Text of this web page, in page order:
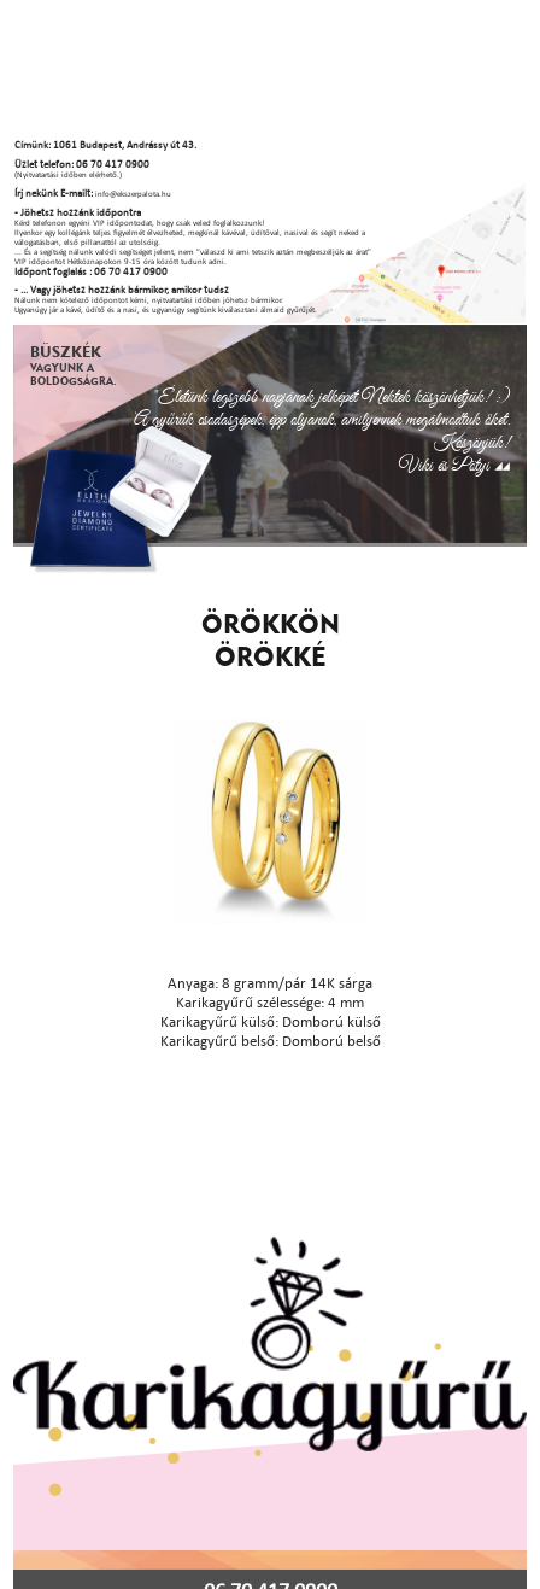
Címünk: 1061 Budapest, Andrássy út 43.
Üzlet telefon: 06 70 417 0900
(Nyitvatartási időben elérhető.)
Írj nekünk E-mailt:info@ekszerpalota.hu
- Jöhetsz hozzánk időpontra
Kérd telefonon egyéni VIP időpontodat, hogy csak veled foglalkozzunk!
Ilyenkor egy kollégánk teljes figyelmét élvezheted, megkínál kávéval, üdítőval, nasival és segít neked a
válogatásban, első pillanattól az utolsóig.
... És a segítség nálunk valódi segítséget jelent, nem "válaszd ki ami tetszik aztán megbeszéljük az árat"
VIP időpontot Hétköznapokon 9-15 óra között tudunk adni.
Időpont foglalás : 06 70 417 0900
- ... Vagy jöhetsz hozzánk bármikor, amikor tudsz
Nálunk nem kötelező időpontot kérni, nyitvatartási időben jöhetsz bármikor.
Ugyanúgy jár a kávé, üdítő és a nasi, és ugyanúgy segítünk kiválasztani álmaid gyűrűjét.
BÜSZKÉK
VAGYUNK A
BOLDOGSÁGRA.
"Életünk legszebb napjának jelképét Nektek köszönhetjük! :)
A gyűrűk csodaszépek, épp olyanok, amilyennek megálmodtuk őket.
Köszönjük!
Viki és Pötyi
ÖRÖKKÖN
ÖRÖKKÉ
Anyaga: 8 gramm/pár 14K sárga
Karikagyűrű szélessége: 4 mm
Karikagyűrű külső: Domború külső
Karikagyűrű belső: Domború belső